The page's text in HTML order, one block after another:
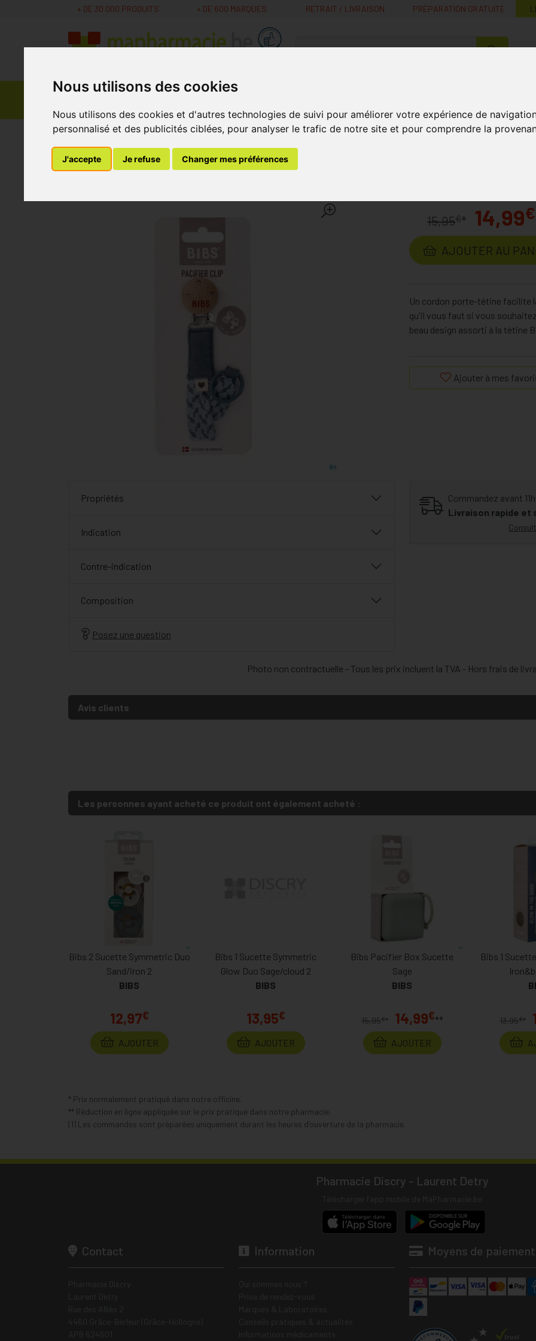
Nous utilisons des cookies
Nous utilisons des cookies et d'autres technologies de suivi pour améliorer votre expérience de
personnalisé et des publicités ciblées, pour analyser le trafic de notre site et pour comprendre la
J'accepte Je refuse Changer mes préférences
+ DE 30 000 PRODUITS + DE 600 MARQUES RETRAIT / LIVRAISON PRÉPARATION GRATUITE
MaPharmacie.be ma santé, mes conseils, mes prix
Parapharmacie -
MaPharmacie.be Soins Bébé et Grossesse Bébé Accessoires Bibs Attache Sucette Braided
Bibs Attache Sucette Braided Petrol&baby
15,95€* 14,99€
AJOUTER AU
Un cordon porte-tétine facilite
qu'il vous faut si vous
beau design assorti à la tétine
Ajouter à mes
Propriétés
Indication
Contre-indication
Composition
Posez une question
Commandez avant
Livraison rapide et
Photo non contractuelle - Tous les prix incluent la TVA - Hors frais de
Avis clients
Les personnes ayant acheté ce produit ont également acheté :
Bibs 2 Sucette Symmetric Duo
Sand/iron 2
BIBS
12,97€
AJOUTER
Bibs 1 Sucette Symmetric
Glow Duo Sage/cloud 2
BIBS
13,95€
AJOUTER
Bibs Pacifier Box Sucette
Sage
BIBS
15,95€ * 14,99€**
AJOUTER
Bibs 1
13,95€*
* Prix normalement pratiqué dans notre officine.
** Réduction en ligne appliquée sur le prix pratiqué dans notre pharmacie.
(1) Les commandes sont préparées uniquement durant les heures d’ouverture de la pharmacie.
Pharmacie Discry - Laurent Detry
Contact Information Moyens de paiement